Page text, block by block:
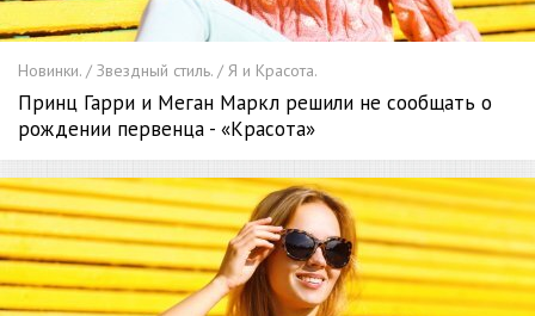
Новинки. / Звездный стиль. / Я и Красота.
Принц Гарри и Меган Маркл решили не сообщать о
рождении первенца - «Красота»